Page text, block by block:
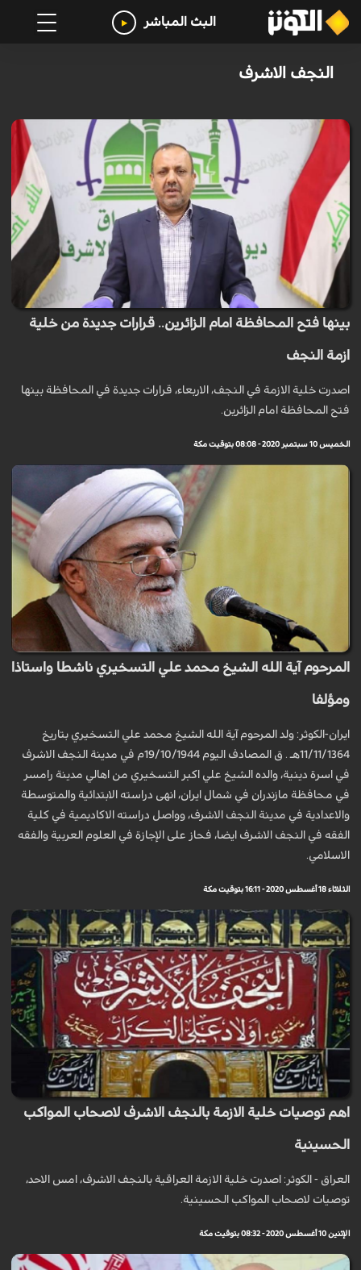
البث المباشر
النجف الاشرف
بينها فتح المحافظة امام الزائرين.. قرارات جديدة من خلية
ازمة النجف
اصدرت خلية الازمة في النجف، الاربعاء، قرارات جديدة في المحافظة بينها
فتح المحافظة امام الزائرين.
الخميس 10 سبتمبر 2020 - 08:08 بتوقيت مكة
المرحوم آية الله الشيخ محمد علي التسخيري ناشطا واستاذا
ومؤلفا
ايران-الكوثر: ولد المرحوم آية الله الشيخ محمد علي التسخيري بتاريخ
11/11/1364هـ . ق المصادف اليوم 19/10/1944م في مدينة النجف الاشرف
في اسرة دينية، والده الشيخ علي اكبر التسخيري من اهالي مدينة رامسر
في محافظة مازندران في شمال ايران، انهى دراسته الابتدائية والمتوسطة
والاعدادية في مدينة النجف الاشرف، وواصل دراسته الاكاديمية في كلية
الفقه في النجف الاشرف ايضا، فحاز على الإجازة في العلوم العربية والفقه
الاسلامي.
الثلاثاء 18 أغسطس 2020 - 16:11 بتوقيت مكة
اهم توصيات خلية الازمة بالنجف الاشرف لاصحاب المواكب
الحسينية
العراق - الكوثر: اصدرت خلية الازمة العراقية بالنجف الاشرف، امس الاحد،
توصيات لاصحاب المواكب الحسينية.
الإثنين 10 أغسطس 2020 - 08:32 بتوقيت مكة